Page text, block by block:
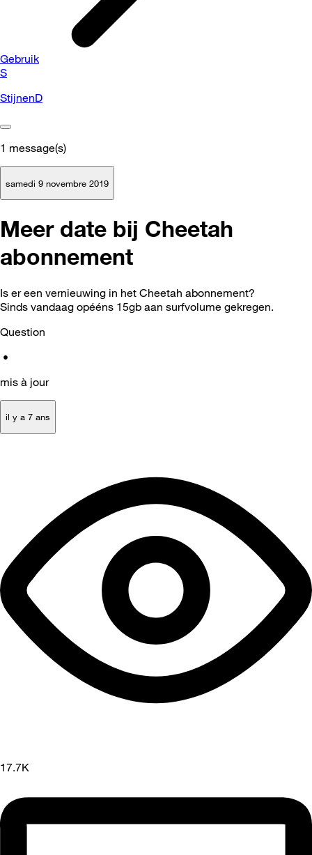
Gebruik
S
StijnenD
1 message(s)
samedi 9 novembre 2019
Meer date bij Cheetah
abonnement
Is er een vernieuwing in het Cheetah abonnement?
Sinds vandaag opééns 15gb aan surfvolume gekregen.
Question
•
mis à jour
il y a 7 ans
17.7K